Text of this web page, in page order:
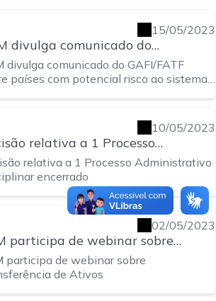
15/05/2023
divulga comunicado do
FATF sobre países com potencial
ao sistema financeiro
divulga comunicado do GAFI/FATF
países com potencial risco ao sistema
10/05/2023
relativa a 1 Processo
Disciplinar encerrado
relativa a 1 Processo Administrativo
encerrado
02/05/2023
participa de webinar sobre
de Ativos
participa de webinar sobre
de Ativos